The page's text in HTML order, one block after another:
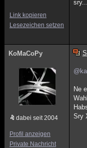
Link kopieren
Lesezeichen setzen
sry...
KoMaCoPy
dabei seit 2004
Profil anzeigen
Private Nachricht
Ne
Sry